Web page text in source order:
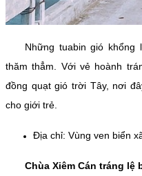
Những tuabin gió
thăm thẳm. Với vẻ hoành
đồng quạt gió trời Tây, nơi
cho giới trẻ.
Địa chỉ: Vùng ven biển
Chùa Xiêm Cán tráng lệ